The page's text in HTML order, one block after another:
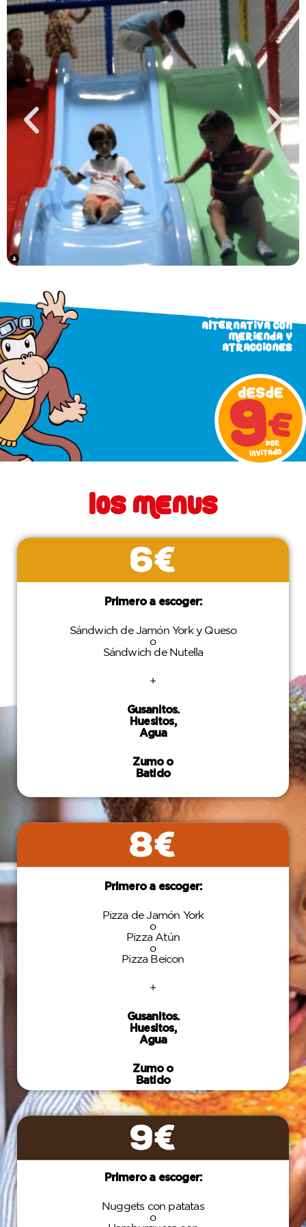
Busca LA mejor
ALTERNATIVA CON
merienda y
atracciones
Los menus
6€
Primero a escoger:
Sándwich de Jamón York y Queso
o
Sándwich de Nutella
+
Gusanitos.
Huesitos,
Agua
Zumo o
Batido
8€
Primero a escoger:
Pizza de Jamón York
o
Pizza Atún
o
Pizza Beicon
+
Gusanitos.
Huesitos,
Agua
Zumo o
Batido
9€
Primero a escoger:
Nuggets con patatas
o